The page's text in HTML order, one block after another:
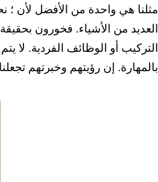
مثلنا هي واحدة من الأفضل لأن
العديد من الأشياء. فخورون
التركيب أو الوظائف الفردية. لا
بالمهارة. إن رؤيتهم وخبرتهم